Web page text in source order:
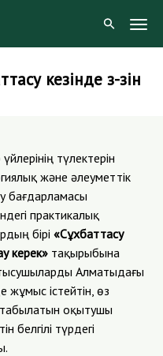
кезінде өз-өзін
түлектерін
және әлеуметтік
бағдарламасы
практикалық
бірі «Сұхбаттасу
керек» тақырыбына
Алматыдағы
істейтін, өз
оқытушы
белгілі түрдегі